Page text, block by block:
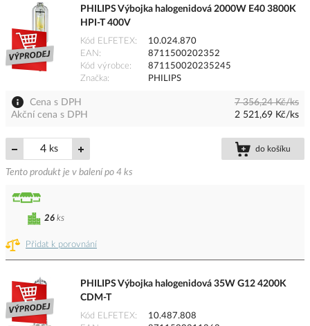
PHILIPS Výbojka halogenidová 2000W E40 3800K
HPI-T 400V
Kód ELFETEX
10.024.870
EAN
8711500202352
Kód výrobce
871150020235245
Značka
PHILIPS
Cena s DPH
7 356,24 Kč/ks
Akční cena s DPH
2 521,69 Kč/ks
ks do košíku
Tento produkt je v balení po 4 ks
Přidat k porovnání
26 ks
PHILIPS Výbojka halogenidová 35W G12 4200K
CDM-T
Kód ELFETEX
10.487.808